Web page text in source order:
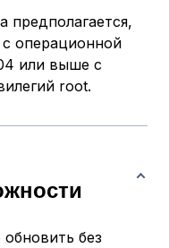
предполагается,
с операционной
или выше с
root.
без